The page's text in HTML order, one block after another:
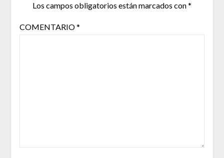
Los campos obligatorios están marcados con*
COMENTARIO*